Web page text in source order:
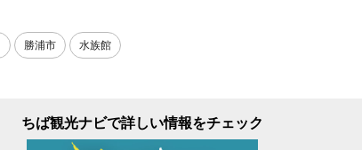
勝浦市 水族館
ちば観光ナビで詳しい情報をチェック